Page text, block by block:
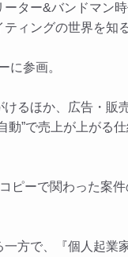
ター&バンドマン
ィングの世界を知る
に参画。
るほか、広告・販
動”で売上が上がる
ピーで関わった案
方で、『個人起業